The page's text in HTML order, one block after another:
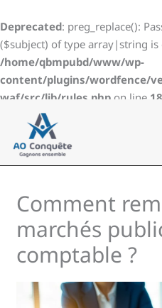
Deprecated: preg_replace():
($subject) of type array|string is
/home/qbmpubd/www/wp-
content/plugins/wordfence/
waf/src/lib/rules.php on line
au
contenu
Comment
marchés
comptable ?